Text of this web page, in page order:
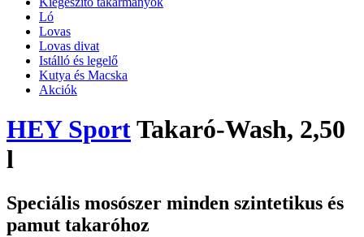
Ló
Lovas
Lovas divat
Istálló és legelő
Kutya és Macska
Akciók
HEY SportTakaró-Wash, 2,50
l
Speciális mosószer minden szintetikus és
pamut takaróhoz